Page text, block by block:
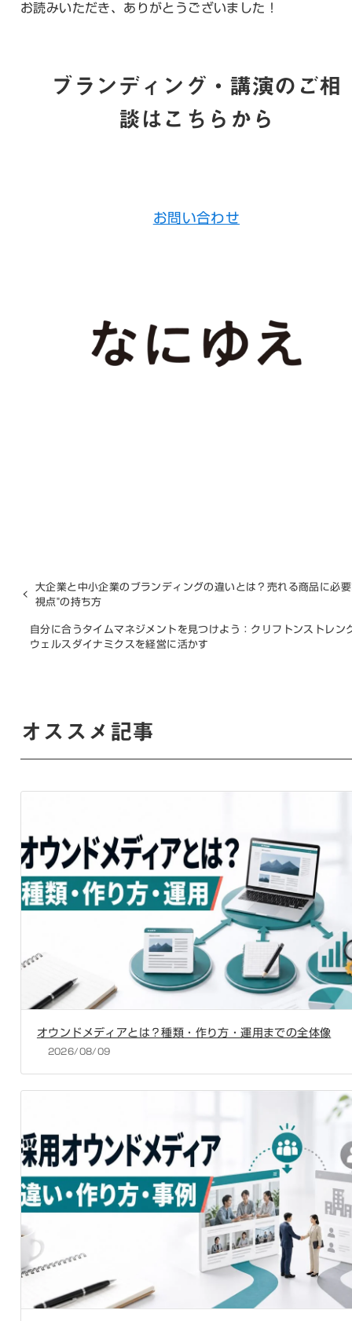
お読みいただき、ありがとうございました！
ブランディング・講演のご相
談はこちらから
お問い合わせ
大企業と中小企業のブランディングの違いとは？売れる商品に必
視点"の持ち方
自分に合うタイムマネジメントを見つけよう：クリフトンストレン
ウェルスダイナミクスを経営に活かす
オススメ記事
オウンドメディアとは？種類・作り方・運用までの全体像
2026/08/09